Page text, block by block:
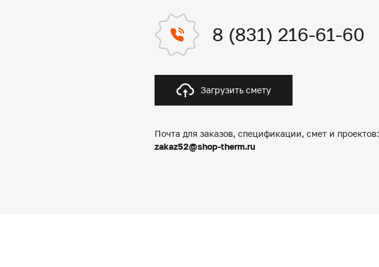
8 (831) 216-61-60
Загрузить смету
Почта для заказов, спецификации, смет и проектов:
zakaz52@shop-therm.ru